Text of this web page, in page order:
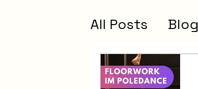
All Posts Blog